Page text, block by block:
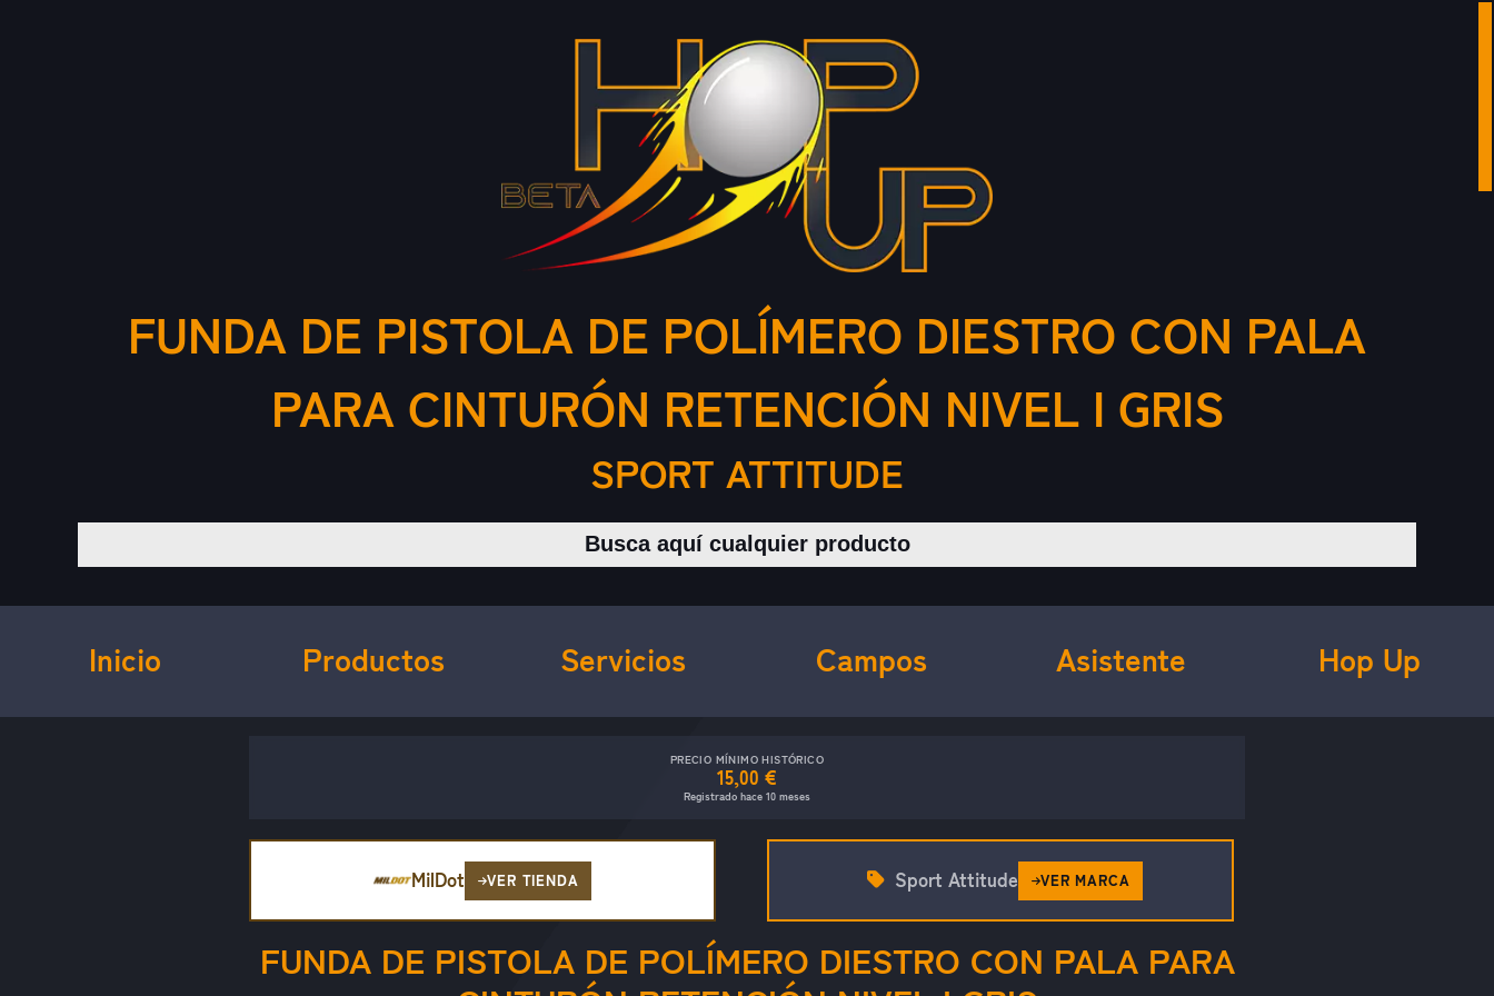
FUNDA DE PISTOLA DE POLÍMERO DIESTRO CON PALA
PARA CINTURÓN RETENCIÓN NIVEL I GRIS
SPORT ATTITUDE
Buscar productos
Inicio Productos Servicios Campos Asistente Hop Up
PRECIO MÍNIMO HISTÓRICO
15,00 €
Registrado hace 10 meses
MilDot VER TIENDA
FUNDA DE PISTOLA DE POLÍMERO DIESTRO CON PALA PARA
Sport Attitude VER MARCA